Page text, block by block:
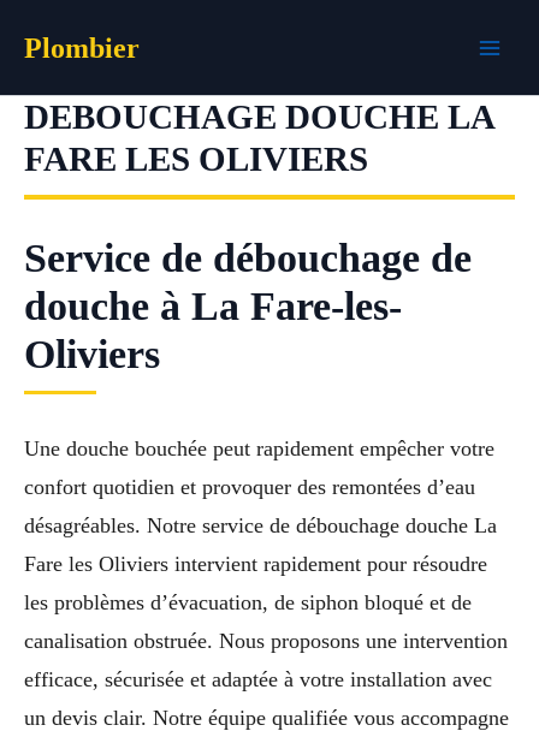
Plombier
DEBOUCHAGE DOUCHE LA
FARE LES OLIVIERS
Service de débouchage de
douche à La Fare-les-
Oliviers
Une douche bouchée peut rapidement empêcher votre
confort quotidien et provoquer des remontées d’eau
désagréables. Notre service de débouchage douche La
Fare les Oliviers intervient rapidement pour résoudre
les problèmes d’évacuation, de siphon bloqué et de
canalisation obstruée. Nous proposons une intervention
efficace, sécurisée et adaptée à votre installation avec
un devis clair. Notre équipe qualifiée vous accompagne